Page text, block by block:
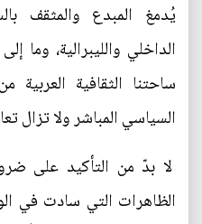
يُدمغ المبدع والمثقف
الداخلي والليبرالية،
ساحتنا الثقافية
السياسي المباشر ولا تزال
لا بدّ من التأكيد على
الظاهرات التي سادت في